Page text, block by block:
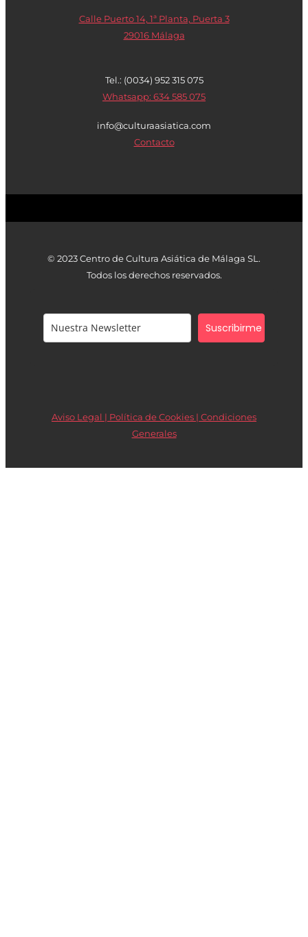
Calle Puerto 14, 1ª Planta, Puerta 3
29016 Málaga
Tel.: (0034) 952 315 075
Whatsapp: 634 585 075
info@culturaasiatica.com
Contacto
© 2023 Centro de Cultura Asiática de Málaga SL.
Todos los derechos reservados.
Suscribirme
Aviso Legal | Política de Cookies | Condiciones
Generales